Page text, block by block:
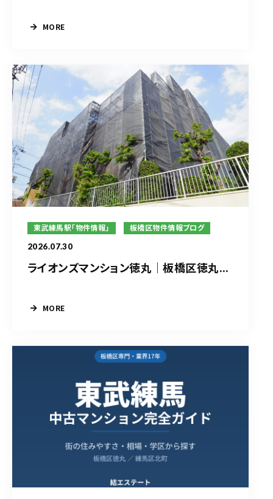
MORE
東武練馬駅「物件情報」 板橋区物件情報ブログ
2026.07.30
ライオンズマンション徳丸｜板橋区徳丸...
MORE